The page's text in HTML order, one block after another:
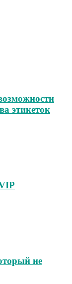
этикеток
не